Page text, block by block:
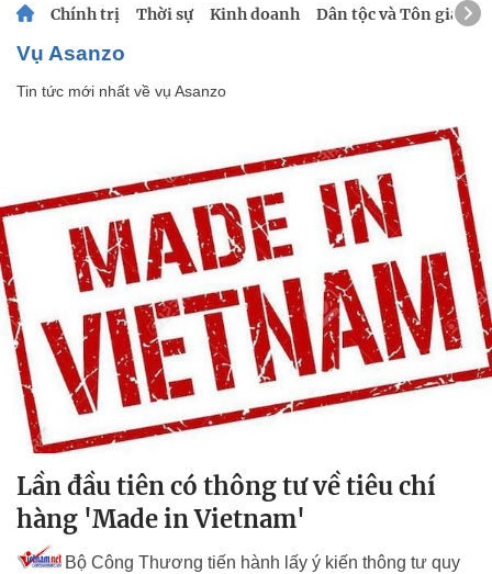
Chính trị Thời sự Kinh doanh Dân tộc và Tôn giáo
vụ Asanzo
Tin tức mới nhất về vụ Asanzo
Lần đầu tiên có thông tư về tiêu chí
hàng 'Made in Vietnam'
Bộ Công Thương tiến hành lấy ý kiến thông tư quy